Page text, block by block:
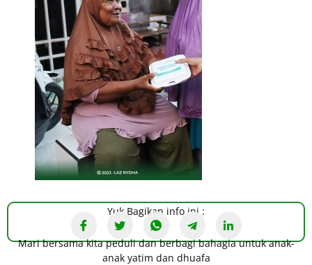
Yuk Bagikan info ini :
Mari bersama kita peduli dan berbagi bahagia untuk anak-
anak yatim dan dhuafa